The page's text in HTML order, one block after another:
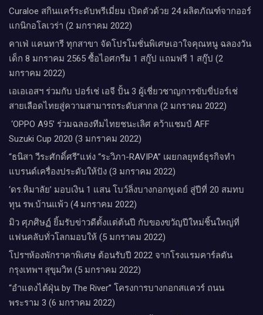
Curaloe สกินแคร์ระดับพรีเมี่ยม เปิดตัวด้วย 24 ผลิตภัณฑ์จากออร์
แกนิกอโลเวร่า (2 มกราคม 2022)
คาเฟ่ แคนทารี ทุกสาขา จัดโปรโมชั่นพิเศษเอาใจคุณหนู ฉลองวัน
เด็ก 8 มกราคม 2565 ซื้อไอศกรีม 1 สกู๊ป แถมฟรี 1 สกู๊ป (2
มกราคม 2022)
เอเอเอสฯ ร่วมกับ ปอร์เช่ เอจี ปั้น 3 ผู้เชี่ยวชาญการขับขี่ปอร์เช่
สายเลือดไทยสู่ความสามารถระดับสากล (2 มกราคม 2022)
‘OPPO A95’ ร่วมฉลองทีมไทยชนะเลิศ คว้าแชมป์ AFF
Suzuki Cup 2020 (3 มกราคม 2022)
“ธนิสา วีระศักดิ์ศรี”แห่ง “ระวิภา-RAVIPA” เผยกลยุทธ์ธุรกิจทำ
แบรนด์เครื่องประดับให้ปัง (3 มกราคม 2022)
‘ดร.หิมาลัย’ มอบเงิน 1 แสน โบว์ลิ่งบางกอกทูเดย์ สู่ปีที่ 20 สมทบ
ทุน รพ.บ้านแพ้ว (4 มกราคม 2022)
มิว ศุภศิษฏ์ ยิ้มรับข่าวดีตั้งแต่ต้นปี กับของขวัญปีใหม่ชิ้นใหญ่ที่
แฟนคลับทั่วโลกมอบให้ (5 มกราคม 2022)
โปรฯห้องพักราคาพิเศษ ต้อนรับปี 2022 จากโรงแรมคาร์ลตัน
กรุงเทพฯ สุขุมวิท (5 มกราคม 2022)
“อำแดงไต้ฝุ่น by The River” โครงการบางกอกสแควร์ ถนน
พระราม 3 (6 มกราคม 2022)